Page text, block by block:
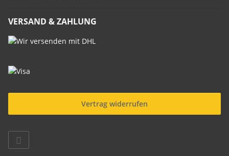
VERSAND & ZAHLUNG
Vertrag widerrufen